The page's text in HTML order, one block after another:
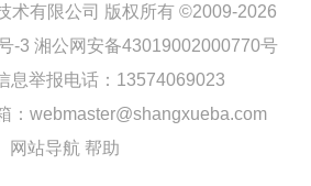
术有限公司 版权所有 ©2009-2026
-3 湘公网安备43019002000770号
息举报电话：13574069023
：webmaster@shangxueba.com
网站导航 帮助